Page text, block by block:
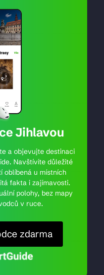
Jihlavou
a objevujte destinaci
Navštívíte důležité
oblíbená u místních
fakta i zajímavosti.
polohy, bez mapy
v ruce.
zdarma